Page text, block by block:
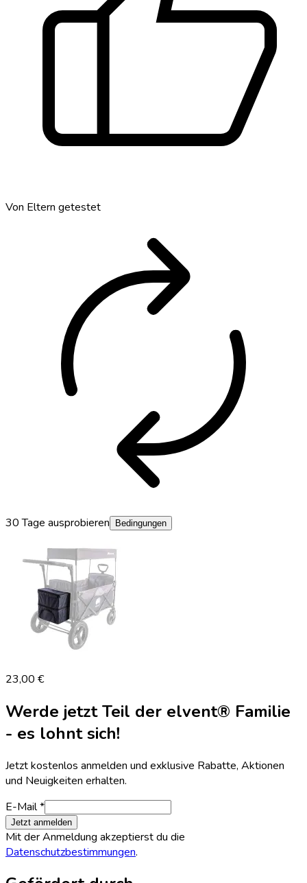
Von Eltern getestetautorenew
30 Tage ausprobieren Bedingungen
23,00 €
Werde jetzt Teil der elvent® Familie
- es lohnt sich!
Jetzt kostenlos anmelden und exklusive Rabatte, Aktionen
und Neuigkeiten erhalten.
E-Mail *
Jetzt anmelden
Mit der Anmeldung akzeptierst du die
Datenschutzbestimmungen.